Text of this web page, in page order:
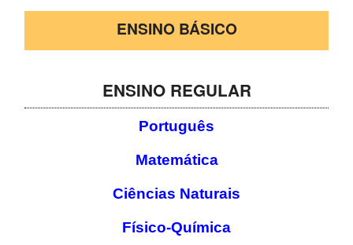
ESAQ sem BullyingENSINO BÁSICO
ENSINO REGULAR
Português
Matemática
Ciências Naturais
Físico-Química